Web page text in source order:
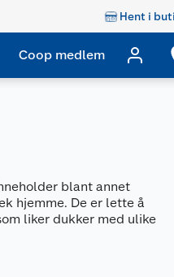
Hent i
Coop medlem
blant annet
hjemme. De er lette å
liker dukker med ulike